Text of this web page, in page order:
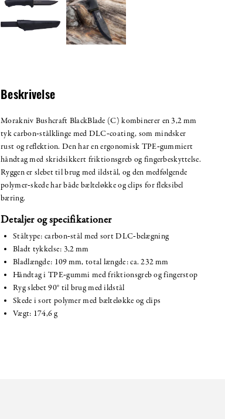
Beskrivelse
Morakniv Bushcraft BlackBlade (C) kombinerer en 3,2 mm
tyk carbon‑stålklinge med DLC‑coating, som mindsker
rust og reflektion. Den har en ergonomisk TPE‑gummiert
håndtag med skridsikkert friktionsgreb og fingerbeskyttelse.
Ryggen er slebet til brug med ildstål, og den medfølgende
polymer‑skede har både bælteløkke og clips for fleksibel
bæring.
Detaljer og specifikationer
Ståltype: carbon‑stål med sort DLC‑belægning
Bladt tykkelse: 3,2 mm
Bladlængde: 109 mm, total længde: ca. 232 mm
Håndtag i TPE‑gummi med friktionsgreb og fingerstop
Ryg slebet 90° til brug med ildstål
Skede i sort polymer med bælteløkke og clips
Vægt: 174,6 g